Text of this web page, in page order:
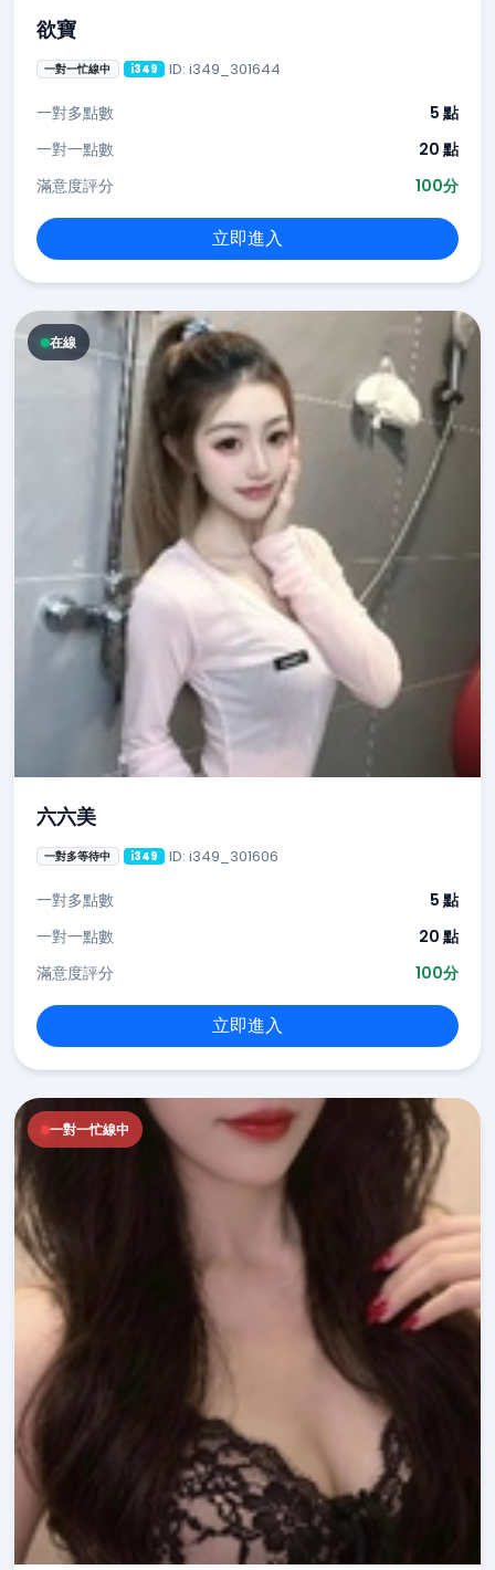
欲寶
一對一忙線中 i349 ID: i349_301644
一對多點數
5 點
一對一點數
20 點
滿意度評分
100分
立即進入
在線
六六美
一對多等待中 i349 ID: i349_301606
一對多點數
5 點
一對一點數
20 點
滿意度評分
100分
立即進入
一對一忙線中